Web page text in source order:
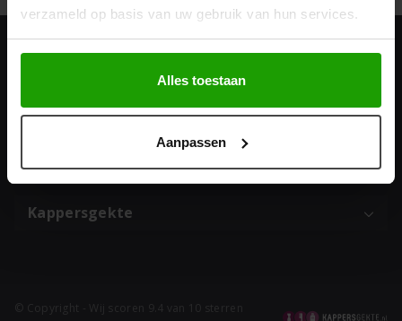
verzameld op basis van uw gebruik van hun services.
Alles toestaan
Aanpassen
Populaire categorieën
Top Merken
Kappersgekte
© Copyright - Wij scoren 9.4 van 10 sterren